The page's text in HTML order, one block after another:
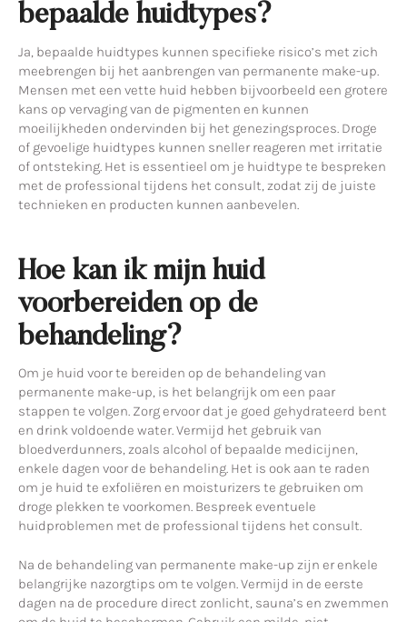
bepaalde huidtypes?
Ja, bepaalde huidtypes kunnen specifieke risico’s met zich
meebrengen bij het aanbrengen van permanente make-up.
Mensen met een vette huid hebben bijvoorbeeld een grotere
kans op vervaging van de pigmenten en kunnen
moeilijkheden ondervinden bij het genezingsproces. Droge
of gevoelige huidtypes kunnen sneller reageren met irritatie
of ontsteking. Het is essentieel om je huidtype te bespreken
met de professional tijdens het consult, zodat zij de juiste
technieken en producten kunnen aanbevelen.
Hoe kan ik mijn huid
voorbereiden op de
behandeling?
Om je huid voor te bereiden op de behandeling van
permanente make-up, is het belangrijk om een paar
stappen te volgen. Zorg ervoor dat je goed gehydrateerd bent
en drink voldoende water. Vermijd het gebruik van
bloedverdunners, zoals alcohol of bepaalde medicijnen,
enkele dagen voor de behandeling. Het is ook aan te raden
om je huid te exfoliëren en moisturizers te gebruiken om
droge plekken te voorkomen. Bespreek eventuele
huidproblemen met de professional tijdens het consult.
Na de behandeling van permanente make-up zijn er enkele
belangrijke nazorgtips om te volgen. Vermijd in de eerste
dagen na de procedure direct zonlicht, sauna’s en zwemmen